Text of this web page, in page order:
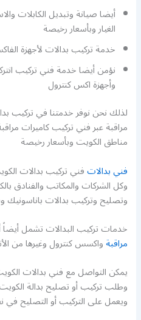
أيضا صيانة وتبديل الكابلات
الغيار وبأسعار رخيصة
خدمة تركيب بدالات لأجهزة
نؤمن أيضا خدمة فني تركيب
وأجهزة اكس كنترول
لذلك نحن نوفر خدمتنا في تركيب
مراقبة عبر فني تركيب كاميرات
مناطق الكويت وبأسعار رخيصة
فني بدالاتفني تركيب بدالات
وكل الشركات والمكاتب والفنادق
وتصليح وتركيب بدالات باناسونيك
خدمات تركيب البدالات تشمل
مراقبةواكسس كنترول وغيرها من
وطلب تركيب أو تصليح بدالة
ويعمل على التركيب أو التصليح في